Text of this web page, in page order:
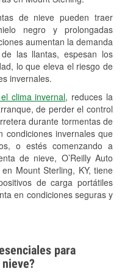
de nieve pueden traer
negro y prolongadas
aumentan la demanda
las llantas, espesan los
lo que eleva el riesgo de
invernales.
clima invernal, reduces la
de perder el control
durante tormentas de
condiciones invernales que
o estés comenzando a
de nieve, O’Reilly Auto
Mount Sterling, KY, tiene
de carga portátiles
en condiciones seguras y
de
y discos de
a la medida
para